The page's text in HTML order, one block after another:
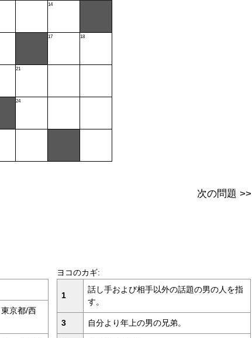
14
17 18
21
24
次の問題 >>
京都/西
ヨコのカギ:
1
話し手および相手以外の話題の男の人を指
す。
3 自分より年上の男の兄弟。